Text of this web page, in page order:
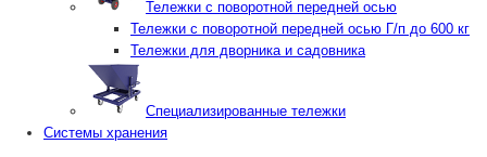
Тележки с поворотной передней осью
Тележки с поворотной передней осью Г/п до 600 кг
Тележки для дворника и садовника
Специализированные тележки
Системы хранения